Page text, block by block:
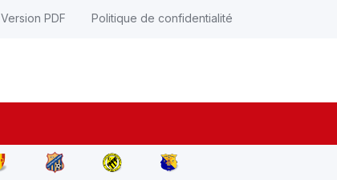
Version PDF Politique de confidentialité